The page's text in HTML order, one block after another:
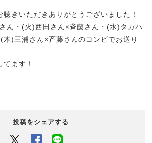
聴きいただきありがとうございました！
ん・(火)西田さん×斉藤さん・(水)タカハ
木)三浦さん×斉藤さんのコンビでお送り
てます！
投稿をシェアする
Twitter Facebook